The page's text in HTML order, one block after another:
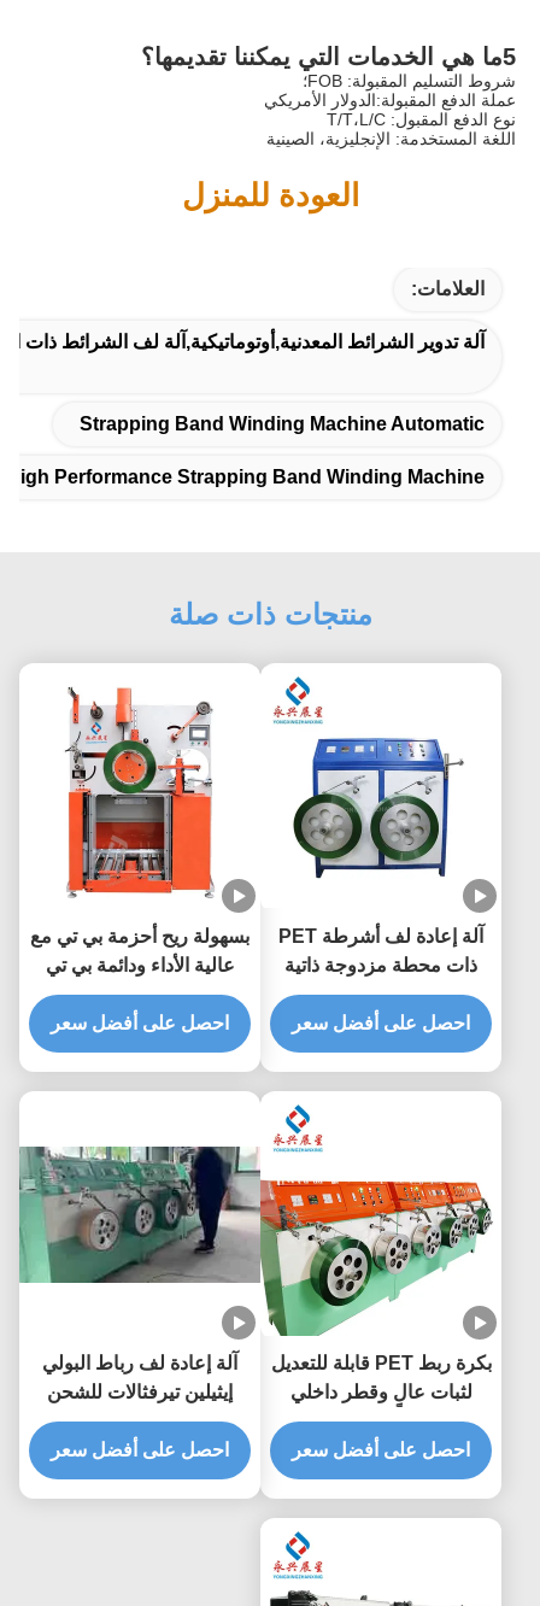
5ما هي الخدمات التي يمكننا تقديمها؟
شروط التسليم المقبولة: FOB؛
عملة الدفع المقبولة:الدولار الأمريكي
نوع الدفع المقبول: T/T،L/C
اللغة المستخدمة: الإنجليزية، الصينية
العودة للمنزل
العلامات:
آلة تدوير الشرائط المعدنية,أوتوماتيكية,آلة لف الشرائط ذات
Strapping Band Winding Machine Automatic
High Performance Strapping Band Winding Machine
منتجات ذات صلة
آلة إعادة لف أشرطة PET
ذات محطة مزدوجة ذاتية
عالية الاستقرار للاستخدام
الصناعي
احصل على أفضل سعر
بسهولة ريح أحزمة بي تي مع
عالية الأداء ودائمة بي تي
رباط ريف
احصل على أفضل سعر
بكرة ربط PET قابلة للتعديل
لثبات عالٍ وقطر داخلي
يصل إلى 400 ملم
احصل على أفضل سعر
آلة إعادة لف رباط البولي
إيثيلين تيرفثالات للشحن
البحري بعرض 9-32 ملم
للتغليف عالي التحمل
احصل على أفضل سعر